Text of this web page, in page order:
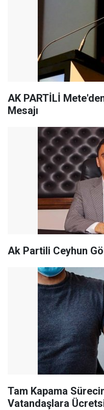
AK PARTİLİ
Mesajı
Ak Partili Ceyhun
Tam Kapama
Vatandaşlara